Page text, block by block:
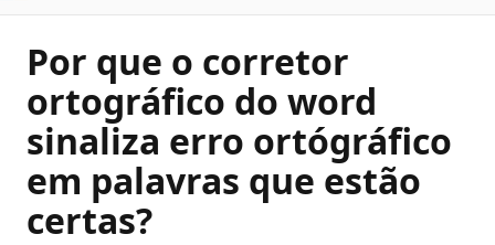
Por que o corretor
ortográfico do word
sinaliza erro ortógráfico
em palavras que estão
certas?